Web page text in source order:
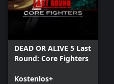
DEAD OR ALIVE 5 Last
Round: Core Fighters
Kostenlos+